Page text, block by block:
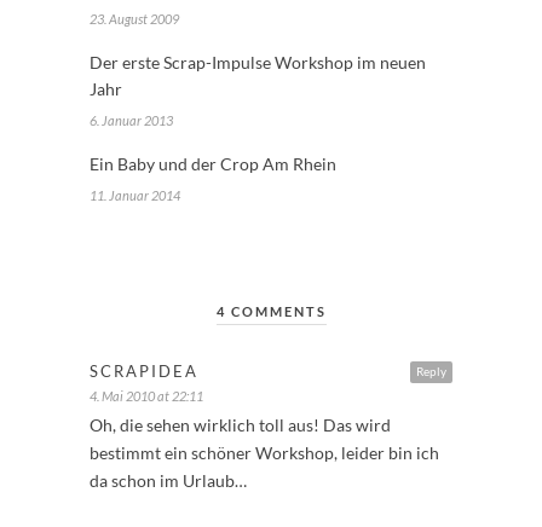
23. August 2009
Der erste Scrap-Impulse Workshop im neuen
Jahr
6. Januar 2013
Ein Baby und der Crop Am Rhein
11. Januar 2014
4 COMMENTS
Reply
SCRAPIDEA
4. Mai 2010 at 22:11
Oh, die sehen wirklich toll aus! Das wird
bestimmt ein schöner Workshop, leider bin ich
da schon im Urlaub…